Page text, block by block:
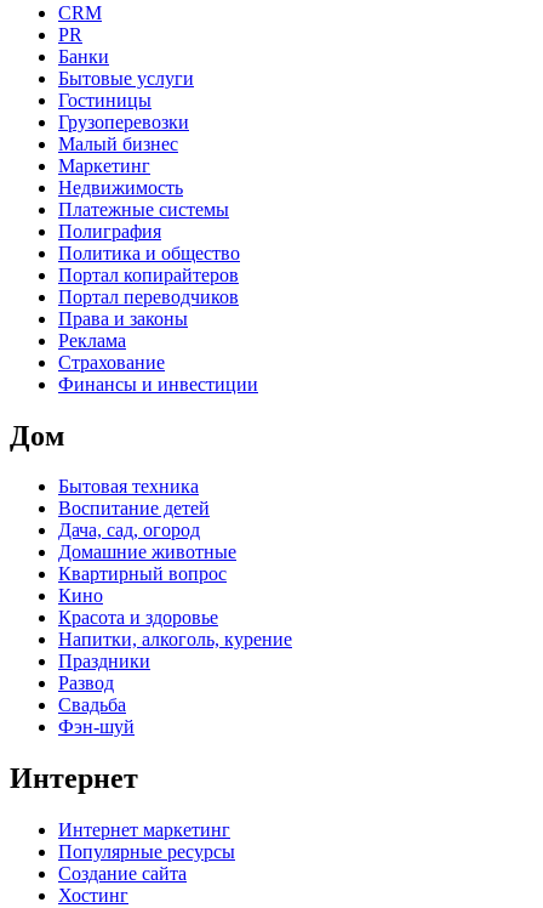
CRM
PR
Банки
Бытовые услуги
Гостиницы
Грузоперевозки
Малый бизнес
Маркетинг
Недвижимость
Платежные системы
Полиграфия
Политика и общество
Портал копирайтеров
Портал переводчиков
Права и законы
Реклама
Страхование
Финансы и инвестиции
Дом
Бытовая техника
Воспитание детей
Дача, сад, огород
Домашние животные
Квартирный вопрос
Кино
Красота и здоровье
Напитки, алкоголь, курение
Праздники
Развод
Свадьба
Фэн-шуй
Интернет
Интернет маркетинг
Популярные ресурсы
Создание сайта
Хостинг